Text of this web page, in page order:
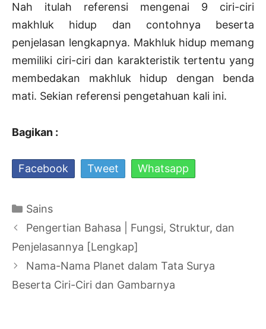
Nah itulah referensi mengenai 9 ciri-ciri
makhluk hidup dan contohnya beserta
penjelasan lengkapnya. Makhluk hidup memang
memiliki ciri-ciri dan karakteristik tertentu yang
membedakan makhluk hidup dengan benda
mati. Sekian referensi pengetahuan kali ini.
Bagikan :
Facebook Tweet Whatsapp
Kategori
Sains
Navigasi
Tulisan
Pengertian Bahasa | Fungsi, Struktur, dan
Penjelasannya [Lengkap]
Nama-Nama Planet dalam Tata Surya
Beserta Ciri-Ciri dan Gambarnya